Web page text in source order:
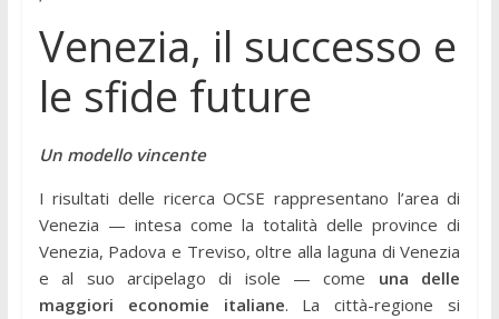
Venezia, il successo e
le sfide future
Un modello vincente
I risultati delle ricerca OCSE rappresentano l’area di
Venezia — intesa come la totalità delle province di
Venezia, Padova e Treviso, oltre alla laguna di Venezia
e al suo arcipelago di isole — come una delle
maggiori economie italiane. La città-regione si